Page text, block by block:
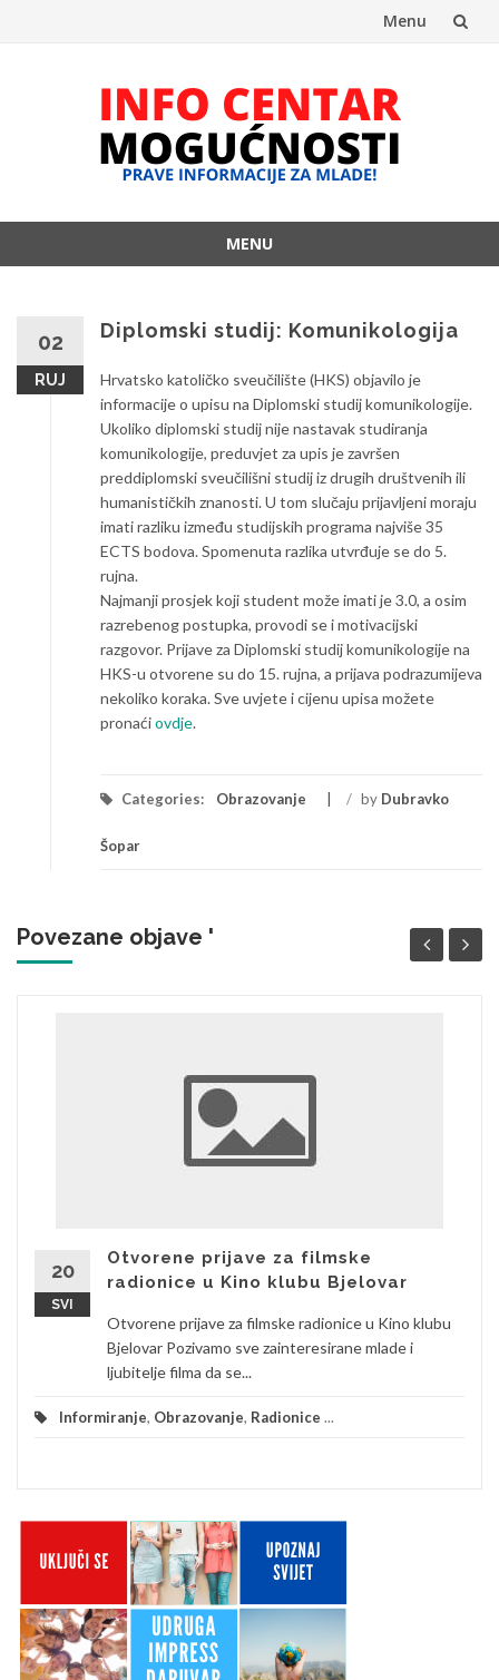
Menu
MENU
02
RUJ
Diplomski studij: Komunikologija
Hrvatsko katoličko sveučilište (HKS) objavilo je
informacije o upisu na Diplomski studij komunikologije.
Ukoliko diplomski studij nije nastavak studiranja
komunikologije, preduvjet za upis je završen
preddiplomski sveučilišni studij iz drugih društvenih ili
humanističkih znanosti. U tom slučaju prijavljeni moraju
imati razliku između studijskih programa najviše 35
ECTS bodova. Spomenuta razlika utvrđuje se do 5.
rujna.
Najmanji prosjek koji student može imati je 3.0, a osim
razrebenog postupka, provodi se i motivacijski
razgovor. Prijave za Diplomski studij komunikologije na
HKS-u otvorene su do 15. rujna, a prijava podrazumijeva
nekoliko koraka. Sve uvjete i cijenu upisa možete
pronaćiovdje.
Categories: Obrazovanje / by Dubravko
Šopar
Povezane objave '
20
SVI
Otvorene prijave za filmske
radionice u Kino klubu Bjelovar
Otvorene prijave za filmske radionice u Kino klubu
Bjelovar Pozivamo sve zainteresirane mlade i
ljubitelje filma da se...
Informiranje, Obrazovanje, Radionice ...